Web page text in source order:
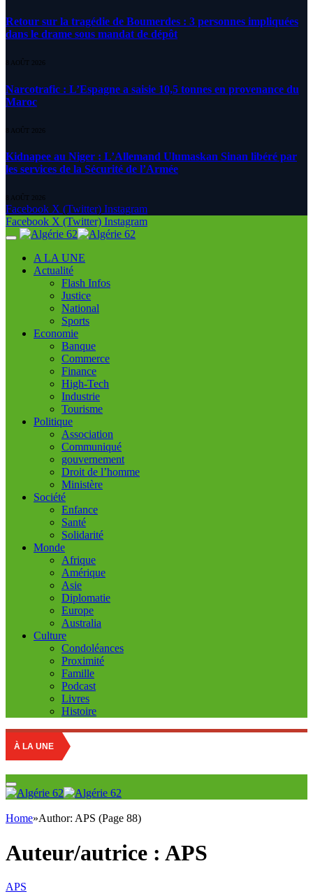
Retour sur la tragédie de Boumerdes : 3 personnes impliquées
dans le drame sous mandat de dépôt
8 AOÛT 2026
Narcotrafic : L’Espagne a saisie 10,5 tonnes en provenance du
Maroc
8 AOÛT 2026
Kidnapee au Niger : L’Allemand Ulumaskan Sinan libéré par
les services de la Sécurité de l’Armée
8 AOÛT 2026
Facebook X (Twitter) Instagram
Facebook X (Twitter) Instagram
A LA UNE
Actualité
Flash Infos
Justice
National
Sports
Economie
Banque
Commerce
Finance
High-Tech
Industrie
Tourisme
Politique
Association
Communiqué
gouvernement
Droit de l’homme
Ministère
Société
Enfance
Santé
Solidarité
Monde
Afrique
Amérique
Asie
Diplomatie
Europe
Australia
Culture
Condoléances
Proximité
Famille
Podcast
Livres
Histoire
À LA UNE
Home»Author: APS (Page 88)
Auteur/autrice : APS
APS